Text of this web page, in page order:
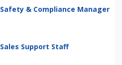
Safety & Compliance Manager
Sales Support Staff